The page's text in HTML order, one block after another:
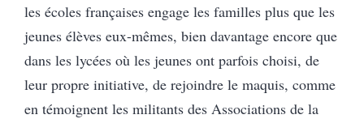
les écoles françaises engage les familles plus que les
jeunes élèves eux-mêmes, bien davantage encore que
dans les lycées où les jeunes ont parfois choisi, de
leur propre initiative, de rejoindre le maquis, comme
en témoignent les militants des Associations de la